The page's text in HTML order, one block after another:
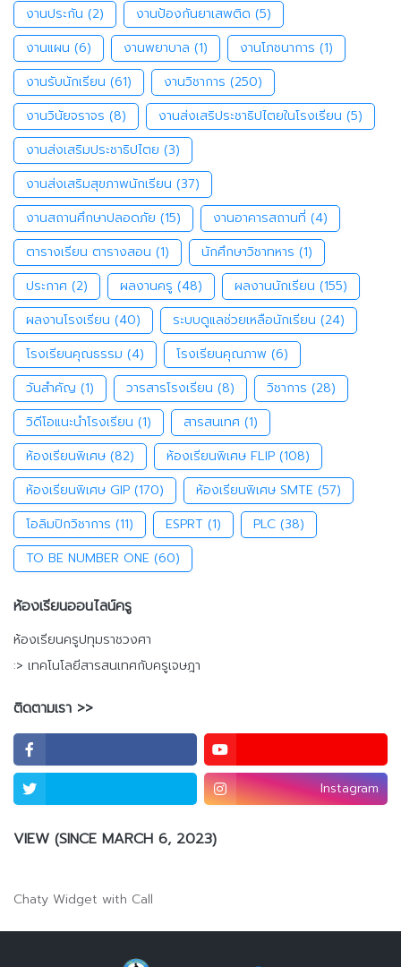
งานประกัน (2) งานป้องกันยาเสพติด (5)
งานแผน (6) งานพยาบาล (1) งานโภชนาการ (1)
งานรับนักเรียน (61) งานวิชาการ (250)
งานวินัยจราจร (8) งานส่งเสริประชาธิปไตยในโรงเรียน (5)
งานส่งเสริมประชาธิปไตย (3)
งานส่งเสริมสุขภาพนักเรียน (37)
งานสถานศึกษาปลอดภัย (15) งานอาคารสถานที่ (4)
ตารางเรียน ตารางสอน (1) นักศึกษาวิชาทหาร (1)
ประกาศ (2) ผลงานครู (48) ผลงานนักเรียน (155)
ผลงานโรงเรียน (40) ระบบดูแลช่วยเหลือนักเรียน (24)
โรงเรียนคุณธรรม (4) โรงเรียนคุณภาพ (6)
วันสำคัญ (1) วารสารโรงเรียน (8) วิชาการ (28)
วิดีโอแนะนำโรงเรียน (1) สารสนเทศ (1)
ห้องเรียนพิเศษ (82) ห้องเรียนพิเศษ FLIP (108)
ห้องเรียนพิเศษ GIP (170) ห้องเรียนพิเศษ SMTE (57)
โอลิมปิกวิชาการ (11) ESPRT (1) PLC (38)
TO BE NUMBER ONE (60)
ห้องเรียนออนไลน์ครู
ห้องเรียนครูปทุมราชวงศา
:> เทคโนโลยีสารสนเทศกับครูเจษฎา
ติดตามเรา >>
Instagram
VIEW (SINCE MARCH 6, 2023)
Chaty Widget with Call